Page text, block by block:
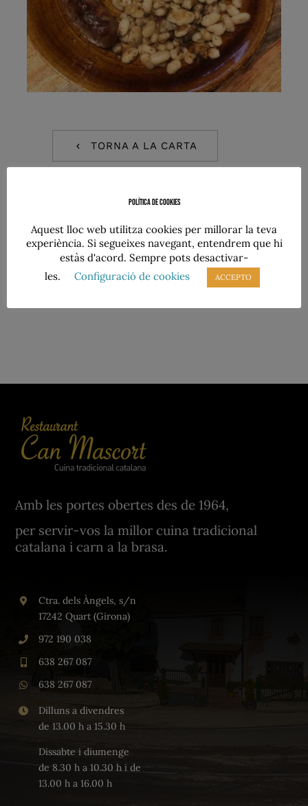
TORNA A LA CARTA
botifarra de sal i pebre
Botifarres casolanes de carn magra
de porc adobades amb sal i pebre.
Amb les portes obertes des de 1964,
per servir-vos la millor cuina tradicional
catalana i carn a la brasa.
Ctra. dels Àngels, s/n
17242 Quart (Girona)
972 190 038
638 267 087
638 267 087
Dilluns a divendres
de 13.00 h a 15.30 h
Dissabte i diumenge
de 8.30 h a 10.30 h i de
13.00 h a 16.00 h
Política de cookies
Aquest lloc web utilitza cookies per millorar la teva
experiència. Si segueixes navegant, entendrem que hi
estàs d'acord. Sempre pots desactivar-
les.
Configuració de cookies ACCEPTO